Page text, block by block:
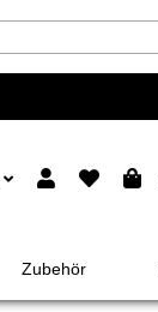
Zubehör